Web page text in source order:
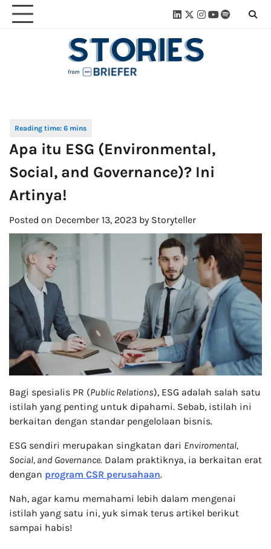
Skip
Linkedin
Twitter
Instagram
Youtube
Spotify
Apa itu ESG (Environmental,
Social, and Governance)? Ini
Artinya!
Posted on December 13, 2023 by Storyteller
Bagi spesialis PR (Public Relations), ESG adalah salah satu
istilah yang penting untuk dipahami. Sebab, istilah ini
berkaitan dengan standar pengelolaan bisnis.
ESG sendiri merupakan singkatan dari Enviromental,
Social, and Governance. Dalam praktiknya, ia berkaitan erat
dengan program CSR perusahaan.
Nah, agar kamu memahami lebih dalam mengenai
istilah yang satu ini, yuk simak terus artikel berikut
sampai habis!